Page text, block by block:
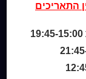
התאריכים